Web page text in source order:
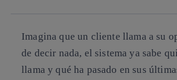
Imagina que un cliente llama a su
de decir nada, el sistema ya sabe
llama y qué ha pasado en sus